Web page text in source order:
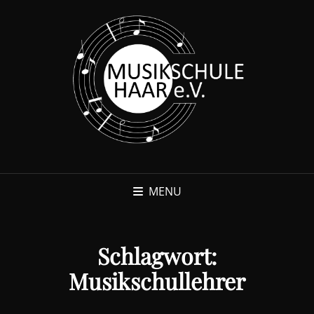
MENU
Schlagwort:
Musikschullehrer